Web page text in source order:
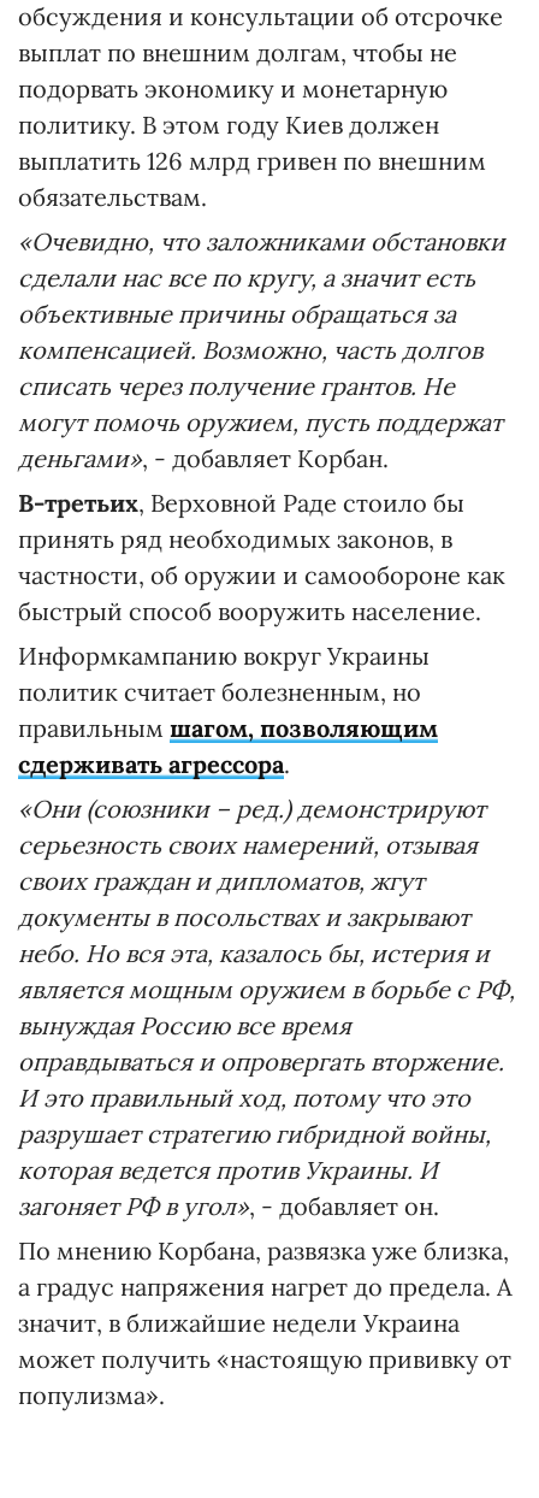
обсуждения и консультации об отсрочке
выплат по внешним долгам, чтобы не
подорвать экономику и монетарную
политику. В этом году Киев должен
выплатить 126 млрд гривен по внешним
обязательствам.
«Очевидно, что заложниками обстановки
сделали нас все по кругу, а значит есть
объективные причины обращаться за
компенсацией. Возможно, часть долгов
списать через получение грантов. Не
могут помочь оружием, пусть поддержат
деньгами», - добавляет Корбан.
В-третьих, Верховной Раде стоило бы
принять ряд необходимых законов, в
частности, об оружии и самообороне как
быстрый способ вооружить население.
Информкампанию вокруг Украины
политик считает болезненным, но
правильным шагом, позволяющим
сдерживать агрессора.
«Они (союзники – ред.) демонстрируют
серьезность своих намерений, отзывая
своих граждан и дипломатов, жгут
документы в посольствах и закрывают
небо. Но вся эта, казалось бы, истерия и
является мощным оружием в борьбе с РФ,
вынуждая Россию все время
оправдываться и опровергать вторжение.
И это правильный ход, потому что это
разрушает стратегию гибридной войны,
которая ведется против Украины. И
загоняет РФ в угол», - добавляет он.
По мнению Корбана, развязка уже близка,
а градус напряжения нагрет до предела. А
значит, в ближайшие недели Украина
может получить «настоящую прививку от
популизма».